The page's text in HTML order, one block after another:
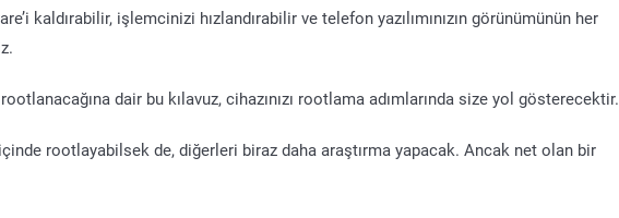
kaldırabilir, işlemcinizi hızlandırabilir ve telefon yazılımınızın görünümünün her
dair bu kılavuz, cihazınızı rootlama adımlarında size yol gösterecektir.
rootlayabilsek de, diğerleri biraz daha araştırma yapacak. Ancak net olan bir